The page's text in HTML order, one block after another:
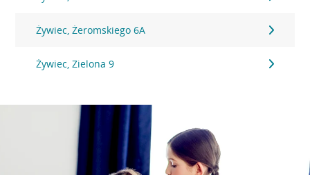
Żywiec, Żeromskiego 6A
Żywiec, Zielona 9